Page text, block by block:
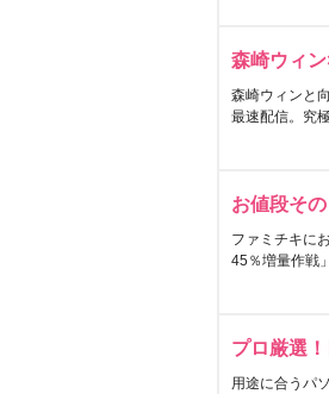
森崎ウィ
森崎ウィンと
最速配信。究
お値段そ
ファミチキに
45％増量作戦
プロ厳選
用途に合うパ